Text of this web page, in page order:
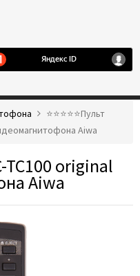
⭐️⭐️⭐️⭐️⭐️Пульт
Aiwa
TC100 original
Aiwa